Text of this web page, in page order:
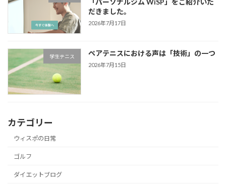
だきました。
2026年7月17日
学生テニス ペアテニスにおける声は「技術」の一つ
2026年7月15日
カテゴリー
ウィスポの日常
ゴルフ
ダイエットブログ